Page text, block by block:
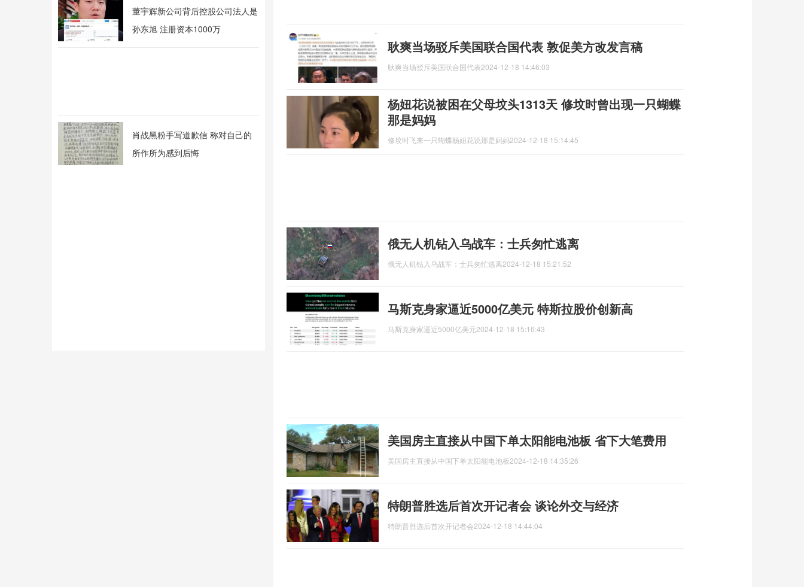
董宇辉新公司背后控股公司法人是
孙东旭 注册资本1000万
肖战黑粉手写道歉信 称对自己的
所作所为感到后悔
耿爽当场驳斥美国联合国代表 敦促美方改发言稿
耿爽当场驳斥美国联合国代表2024-12-18 14:46:03
杨妞花说被困在父母坟头1313天 修坟时曾出现一只蝴蝶
那是妈妈
修坟时飞来一只蝴蝶杨妞花说那是妈妈2024-12-18 15:14:45
俄无人机钻入乌战车：士兵匆忙逃离
俄无人机钻入乌战车：士兵匆忙逃离2024-12-18 15:21:52
马斯克身家逼近5000亿美元 特斯拉股价创新高
马斯克身家逼近5000亿美元2024-12-18 15:16:43
美国房主直接从中国下单太阳能电池板 省下大笔费用
美国房主直接从中国下单太阳能电池板2024-12-18 14:35:26
特朗普胜选后首次开记者会 谈论外交与经济
特朗普胜选后首次开记者会2024-12-18 14:44:04